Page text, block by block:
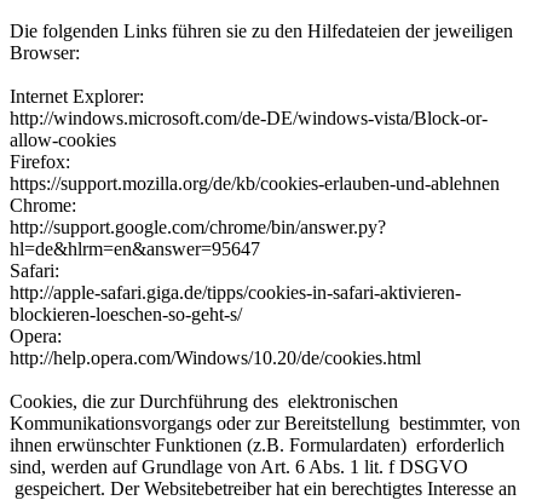
Die folgenden Links führen sie zu den Hilfedateien der jeweiligen
Browser:
Internet Explorer:
http://windows.microsoft.com/de-DE/windows-vista/Block-or-
allow-cookies
Firefox:
https://support.mozilla.org/de/kb/cookies-erlauben-und-ablehnen
Chrome:
http://support.google.com/chrome/bin/answer.py?
hl=de&hlrm=en&answer=95647
Safari:
http://apple-safari.giga.de/tipps/cookies-in-safari-aktivieren-
blockieren-loeschen-so-geht-s/
Opera:
http://help.opera.com/Windows/10.20/de/cookies.html
Cookies, die zur Durchführung des elektronischen
Kommunikationsvorgangs oder zur Bereitstellung bestimmter, von
ihnen erwünschter Funktionen (z.B. Formulardaten) erforderlich
sind, werden auf Grundlage von Art. 6 Abs. 1 lit. f DSGVO
gespeichert. Der Websitebetreiber hat ein berechtigtes Interesse an